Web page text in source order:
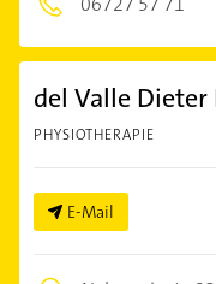
del Valle
PHYSIOTHERAPIE
E-Mail